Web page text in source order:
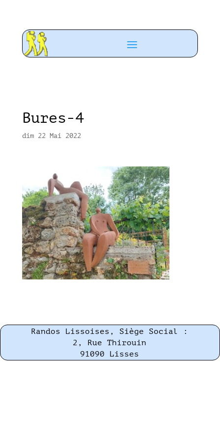
Bures-4
dim 22 Mai 2022
Randos Lissoises, Siège Social :
2, Rue Thirouin
91090 Lisses